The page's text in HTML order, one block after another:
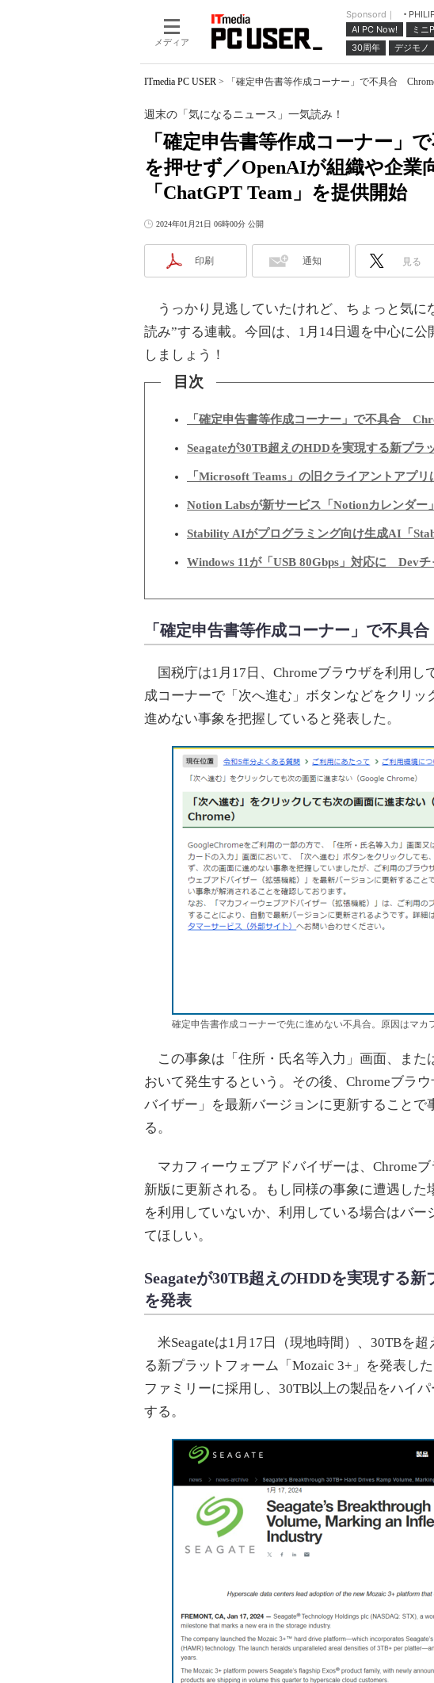
メディア
Sponsord｜
AI PC Now!
ミニ
30周年
デジモノ
ITmedia PC USER > 「確定申告書等作成コーナー」で不具合
「確定申告書等作成コーナー」
を押せず／OpenAIが組織や企業
「ChatGPT Team」を提供開始
週末の「気になるニュース」一気読み！
2024年01月21日 06時00分 公開
印刷 通知 見る
うっかり見逃していたけれど、ちょっと気
読み”する連載。今回は、1月14日週を中心に
しましょう！
目次
「確定申告書等作成コーナー」で不具合
Seagateが30TB超えのHDDを実現する新プラ
「Microsoft Teams」の旧クライアントアプリ
Notion Labsが新サービス「Notionカレンダー
Stability AIがプログラミング向け生成AI「
Windows 11が「USB 80Gbps」対応に Devチ
「確定申告書等作成コーナー」で不具
国税庁は1月17日、Chromeブラウザを利用し
成コーナーで「次へ進む」ボタンなどをクリ
進めない事象を把握していると発表した。
確定申告書作成コーナーで先に進めない不具合。原因はマカ
この事象は「住所・氏名等入力」画面、また
おいて発生するという。その後、Chromeブラ
バイザー」を最新バージョンに更新すること
る。
マカフィーウェブアドバイザーは、Chrome
新版に更新される。もし同様の事象に遭遇し
を利用していないか、利用している場合はバ
てほしい。
Seagateが30TB超えのHDDを実現する新
を発表
米Seagateは1月17日（現地時間）、30TBを
る新プラットフォーム「Mozaic 3+」を発表し
ファミリーに採用し、30TB以上の製品をハイ
する。